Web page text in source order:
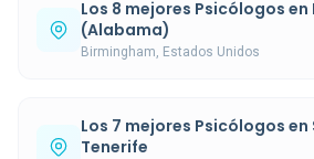
Los 8 mejores Psicólogos
(Alabama)
Birmingham, Estados Unidos
Los 7 mejores Psicólogos
Tenerife